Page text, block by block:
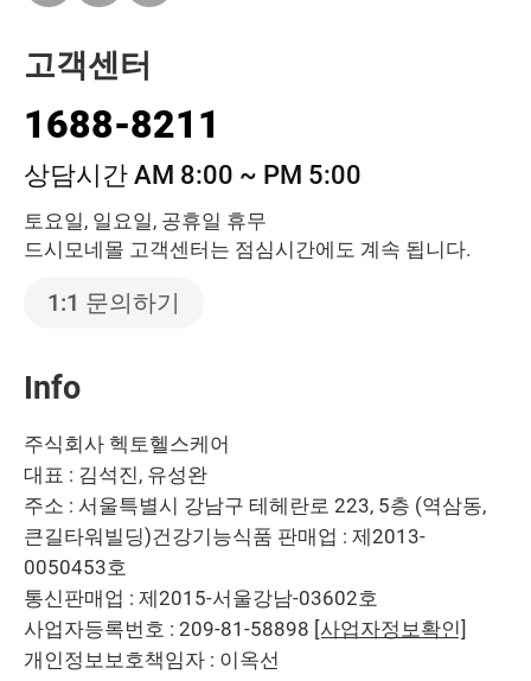
고객센터
1688-8211
상담시간 AM 8:00 ~ PM 5:00
토요일, 일요일, 공휴일 휴무
드시모네몰 고객센터는 점심시간에도 계속 됩니다.
1:1 문의하기
Info
주식회사 헥토헬스케어
대표 : 김석진, 유성완
주소 : 서울특별시 강남구 테헤란로 223, 5층 (역삼동,
큰길타워빌딩)건강기능식품 판매업 : 제2013-
0050453호
통신판매업 : 제2015-서울강남-03602호
사업자등록번호 : 209-81-58898 [사업자정보확인]
개인정보보호책임자 : 이옥선